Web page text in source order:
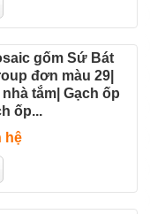
gốm Sứ Bát
đơn màu 29|
tắm| Gạch ốp
ốp...
hệ